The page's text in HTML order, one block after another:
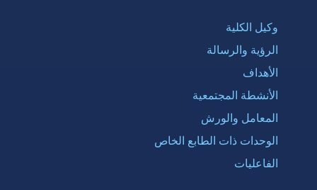
وكيل الكلية
الرؤية والرسالة
الأهداف
الأنشطة المجتمعية
المعامل والورش
الوحدات ذات الطابع الخاص
الفاعليات